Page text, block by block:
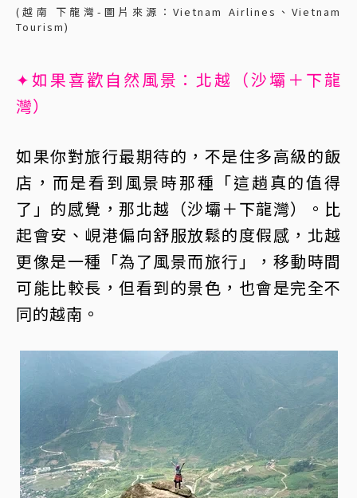
(越南 下龍灣-圖片來源：Vietnam Airlines、Vietnam
Tourism)
✦如果喜歡自然風景：北越（沙壩＋下龍
灣）
如果你對旅行最期待的，不是住多高級的飯
店，而是看到風景時那種「這趟真的值得
了」的感覺，那北越（沙壩＋下龍灣）。比
起會安、峴港偏向舒服放鬆的度假感，北越
更像是一種「為了風景而旅行」，移動時間
可能比較長，但看到的景色，也會是完全不
同的越南。